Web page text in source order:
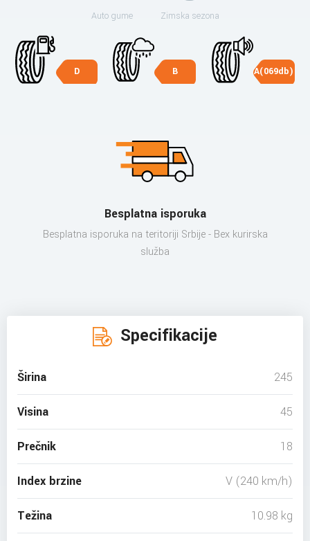
Auto gume Zimska sezona
D B A(069db)
Besplatna isporuka
Besplatna isporuka na teritoriji Srbije - Bex kurirska
služba
Specifikacije
Širina 245
Visina 45
Prečnik 18
Index brzine V (240 km/h)
Težina 10.98 kg